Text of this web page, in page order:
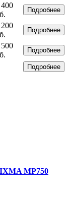
Подробнее
Подробнее
Подробнее
Подробнее
MP750